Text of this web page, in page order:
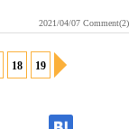
2021/04/07 Comment(2)
18 19